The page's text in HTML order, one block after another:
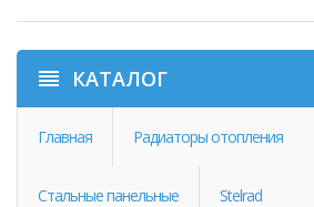
КАТАЛОГ
Главная Радиаторы отопления
Стальные панельные Stelrad